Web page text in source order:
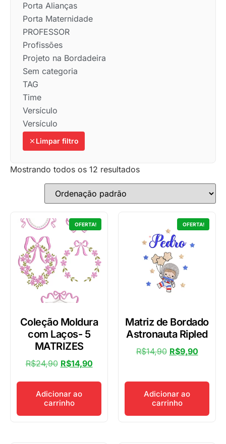
Porta Alianças
Porta Maternidade
PROFESSOR
Profissões
Projeto na Bordadeira
Sem categoria
TAG
Time
Versículo
Versículo
Limpar filtro
Mostrando todos os 12 resultados
OFERTA!
Coleção Moldura
com Laços- 5
MATRIZES
R$24,90 R$14,90
Adicionar ao
carrinho
OFERTA!
Matriz de Bordado
Astronauta Ripled
R$14,90 R$9,90
Adicionar ao
carrinho